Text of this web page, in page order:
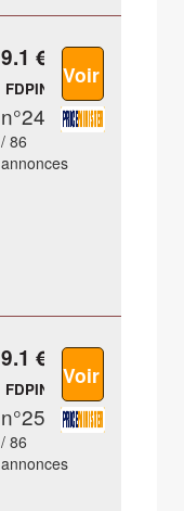
9.1 €
FDPIN
n°24
/ 86
annonces
9.1 €
FDPIN
n°25
/ 86
annonces